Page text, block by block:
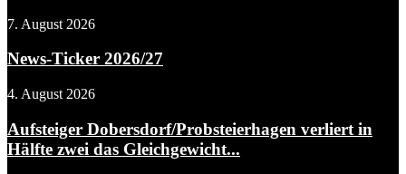
7. August 2026
News-Ticker 2026/27
4. August 2026
Aufsteiger Dobersdorf/Probsteierhagen verliert in
Hälfte zwei das Gleichgewicht...